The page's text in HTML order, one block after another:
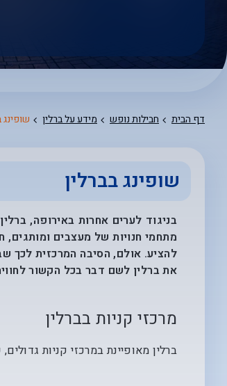
מוצגות
לפני
דף הבית חבילות נופש מידע על ברלין שופינג
שופינג בברלין
בניגוד לערים אחרות באירופה,
מתחמי חנויות של מעצבים ומותגים,
להציע. אולם, הסיבה המרכזית לכך
את ברלין לשם דבר בכל הקשור
מרכזי קניות בברלין
ברלין מאופיינת במרכזי קניות